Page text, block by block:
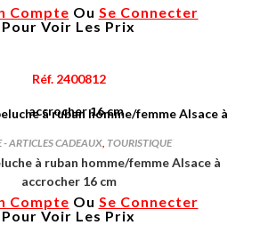
Compte Ou Se Connecter
Pour Voir Les Prix
Réf. 2400812
- ARTICLES CADEAUX TOURISTIQUE
à ruban homme/femme Alsace à
accrocher 16 cm
Compte Ou Se Connecter
Pour Voir Les Prix